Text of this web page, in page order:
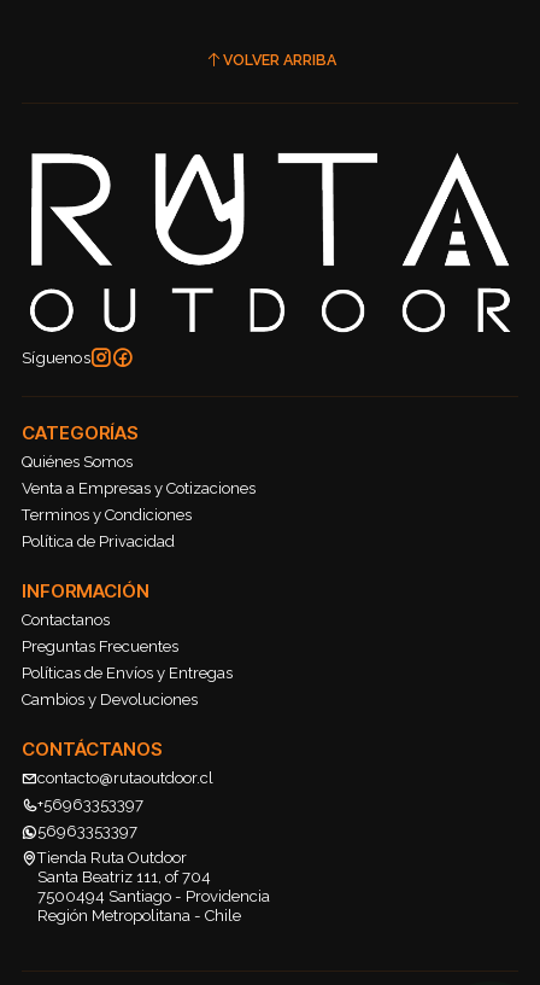
VOLVER ARRIBA
Síguenos
CATEGORÍAS
Quiénes Somos
Venta a Empresas y Cotizaciones
Terminos y Condiciones
Política de Privacidad
INFORMACIÓN
Contactanos
Preguntas Frecuentes
Políticas de Envíos y Entregas
Cambios y Devoluciones
CONTÁCTANOS
contacto@rutaoutdoor.cl
+56963353397
56963353397
Tienda Ruta Outdoor
Santa Beatriz 111, of 704
7500494 Santiago - Providencia
Región Metropolitana - Chile